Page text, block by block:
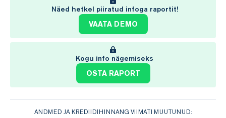
Näed hetkel piiratud infoga raportit!
VAATA DEMO
Kogu info nägemiseks
OSTA RAPORT
ANDMED JA KREDIIDIHINNANG VIIMATI MUUTUNUD: